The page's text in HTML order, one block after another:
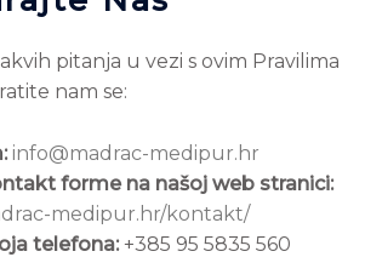
pitanja u vezi s ovim Pravilima
nam se:
info@madrac-medipur.hr
forme na našoj web stranici:
medipur.hr/kontakt/
telefona:+385 95 5835 560